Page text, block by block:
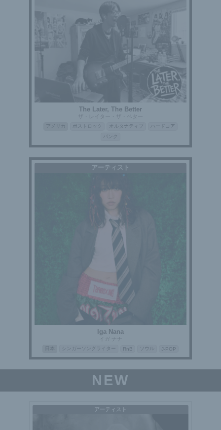
The Later, The Better
ザ・レイター・ザ・ベター
アメリカ ポストロック オルタナティブ
ハードコア
パンク
アーティスト
Iga Nana
イガ ナナ
シンガーソングライター RnB ソウル J-POP
NEW
アーティスト